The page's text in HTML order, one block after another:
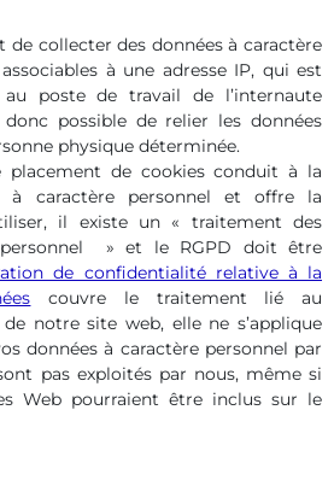
de collecter des données à caractère
à une adresse IP, qui est
au poste de travail de l’internaute
possible de relier les données
physique déterminée.
placement de cookies conduit à la
à caractère personnel et offre la
il existe un « traitement des
personnel » et le RGPD doit être
de confidentialité relative à la
couvre le traitement lié au
notre site web, elle ne s’applique
données à caractère personnel par
pas exploités par nous, même si
Web pourraient être inclus sur le